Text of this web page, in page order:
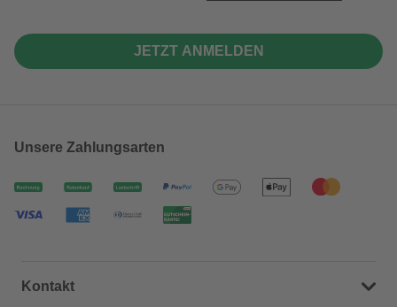
JETZT ANMELDEN
Unsere Zahlungsarten
Kontakt